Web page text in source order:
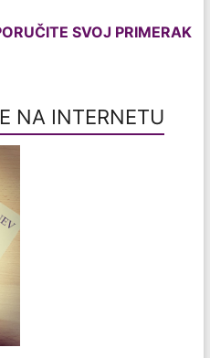
SVOJ PRIMERAK
NA INTERNETU